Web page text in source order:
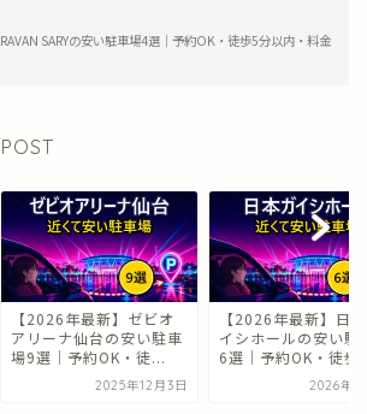
SARYの安い駐車場4選｜予約OK・徒歩5分以内・料金
【2026年最新】ゼビオ
アリーナ仙台の安い駐車
場9選｜予約OK・徒...
2025年12月3日
【2026年最新】日
イシホールの安い駐
6選｜予約OK・徒歩
2026年2